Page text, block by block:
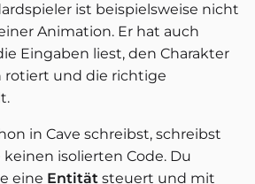
ist beispielsweise nicht
Animation. Er hat auch
Eingaben liest, den Charakter
rotiert und die richtige
in Cave schreibst, schreibst
isolierten Code. Du
eine Entität steuert und mit